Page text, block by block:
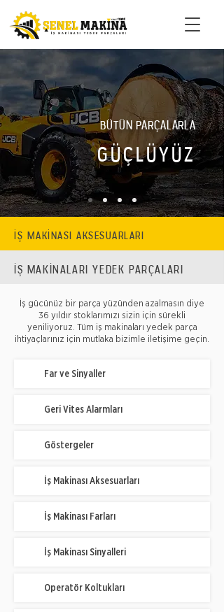
GÜÇLÜYÜZ
BÜTÜN PARÇALARLA
İŞ MAKİNASI AKSESUARLARI
İŞ MAKİNALARI YEDEK PARÇALARI
İş gücünüz bir parça yüzünden azalmasın diye
36 yıldır stoklarımızı sizin için sürekli
yeniliyoruz. Tüm iş makinaları yedek parça
ihtiyaçlarınız için mutlaka bizimle iletişime geçin.
Far ve Sinyaller
Geri Vites Alarmları
Göstergeler
İş Makinası Aksesuarları
İş Makinası Farları
İş Makinası Sinyalleri
Operatör Koltukları